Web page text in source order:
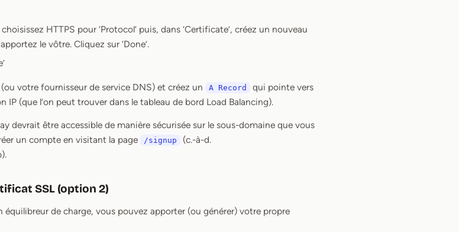
HTTPS pour ‘Protocol’ puis, dans ‘Certificate’, créez un nouveau
le vôtre. Cliquez sur ‘Done’.
votre fournisseur de service DNS) et créez un A Record
qui pointe vers
IP (que l’on peut trouver dans le tableau de bord Load Balancing).
devrait être accessible de manière sécurisée sur le sous-domaine que vous
un compte en visitant la page
/signup
(c.-à-d.
SSL (option 2)
équilibreur de charge, vous pouvez apporter (ou générer) votre propre